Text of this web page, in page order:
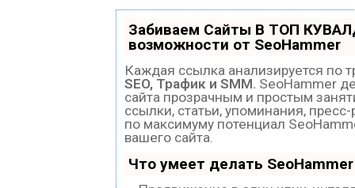
Забиваем Сайты В ТОП
возможности от SeoHammer
Каждая ссылка анализируется по
SEO, Трафик и SMM. SeoHammer
сайта прозрачным и простым
ссылки, статьи, упоминания,
по максимуму потенциал
вашего сайта.
Что умеет делать SeoHammer